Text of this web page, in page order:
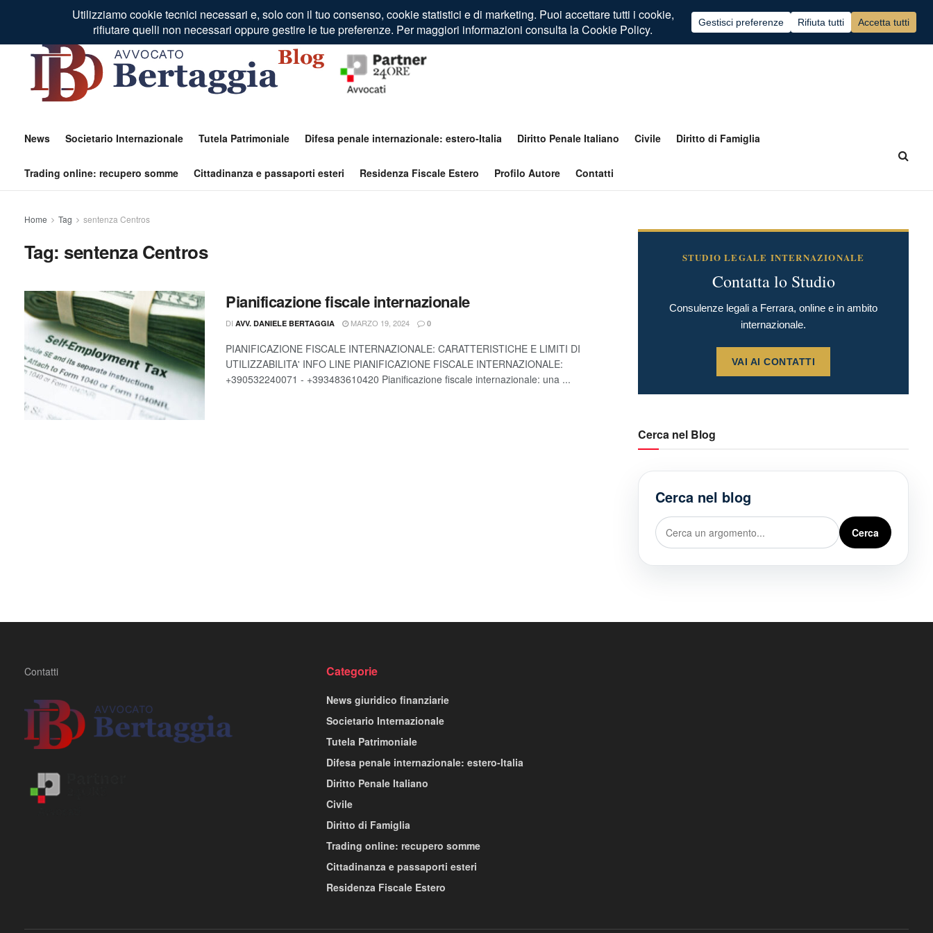
Residenza Fiscale Estero
Profilo Autore
News Societario Internazionale Tutela Patrimoniale Difesa penale internazionale: estero-Italia Diritto Penale Italiano Civile Diritto di Famiglia
Trading online: recupero somme Cittadinanza e passaporti esteri Residenza Fiscale Estero Profilo Autore Contatti
Home Tag sentenza Centros
Tag: sentenza Centros
Pianificazione fiscale internazionale
DI AVV. DANIELE BERTAGGIA MARZO 19, 2024 0
PIANIFICAZIONE FISCALE INTERNAZIONALE: CARATTERISTICHE E LIMITI DI
UTILIZZABILITA' INFO LINE PIANIFICAZIONE FISCALE INTERNAZIONALE:
+390532240071 - +393483610420 Pianificazione fiscale internazionale: una ...
STUDIO LEGALE INTERNAZIONALE
Contatta lo Studio
Consulenze legali a Ferrara, online e in ambito
internazionale.
VAI AI CONTATTI
Cerca nel Blog
Cerca nel blog
Cerca
nel
Cerca
Contatti Categorie
News giuridico finanziarie
Societario Internazionale
Tutela Patrimoniale
Difesa penale internazionale: estero-Italia
Diritto Penale Italiano
Civile
Diritto di Famiglia
Trading online: recupero somme
Cittadinanza e passaporti esteri
Residenza Fiscale Estero